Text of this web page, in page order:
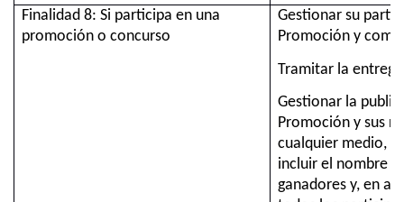
Finalidad 8: Si participa en una
promoción o concurso
Gestionar su
Promoción y
Tramitar la
Gestionar la
Promoción y sus
cualquier medio,
incluir el nombre y
ganadores y, en